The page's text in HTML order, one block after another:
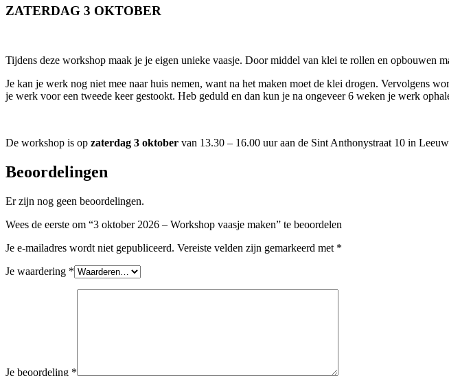
ZATERDAG 3 OKTOBER
Tijdens deze workshop maak je je eigen unieke vaasje. Door middel van klei te rollen en opbouwen
Je kan je werk nog niet mee naar huis nemen, want na het maken moet de klei drogen. Vervolgens
je werk voor een tweede keer gestookt. Heb geduld en dan kun je na ongeveer 6 weken je werk
De workshop is op zaterdag 3 oktober van 13.30 – 16.00 uur aan de Sint Anthonystraat 10 in
Beoordelingen
Er zijn nog geen beoordelingen.
Wees de eerste om “3 oktober 2026 – Workshop vaasje maken” te beoordelen
Je e-mailadres wordt niet gepubliceerd. Vereiste velden zijn gemarkeerd met *
Je waardering *
Je beoordeling *